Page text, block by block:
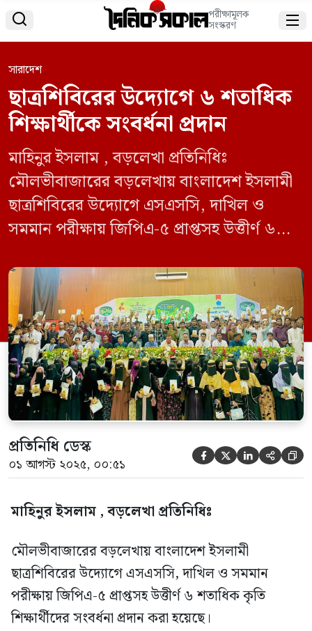
 পরীক্ষামূলক
সংস্করণ 
সারাদেশ
ছাত্রশিবিরের উদ্যোগে ৬ শতাধিক
শিক্ষার্থীকে সংবর্ধনা প্রদান
মাহিনুর ইসলাম , বড়লেখা প্রতিনিধিঃ
মৌলভীবাজারের বড়লেখায় বাংলাদেশ ইসলামী
ছাত্রশিবিরের উদ্যোগে এসএসসি, দাখিল ও
সমমান পরীক্ষায় জিপিএ-৫ প্রাপ্তসহ উত্তীর্ণ ৬
হয়েছে। বৃহস্পতিবার (৩১ জুলাই) জেলা পরিষদ
অডিটোরিয়ামে এ সংবর্ধনার আয়োজন করে
ইসলামী ছাত্রশিবির বড়লেখা উপজেলা। ইসলামী
ছাত্রশিবির উপজেলা শহর শাখার সভাপতি আব্দুর
রহমান এবাদের সভাপতিত্বে ও উত্তর শাখার
সভাপতি […]
প্রতিনিধি ডেস্ক
০১ আগস্ট ২০২৫, ০০:৫১     
মাহিনুর ইসলাম , বড়লেখা প্রতিনিধিঃ
মৌলভীবাজারের বড়লেখায় বাংলাদেশ ইসলামী
ছাত্রশিবিরের উদ্যোগে এসএসসি, দাখিল ও সমমান
পরীক্ষায় জিপিএ-৫ প্রাপ্তসহ উত্তীর্ণ ৬ শতাধিক কৃতি
শিক্ষার্থীদের সংবর্ধনা প্রদান করা হয়েছে।